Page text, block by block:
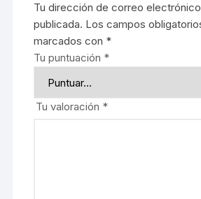
Tu dirección de correo
publicada. Los campos
marcados con *
Tu puntuación *
Tu valoración *